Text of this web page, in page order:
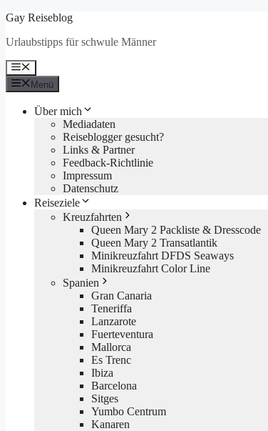
Zum
springen
Gay Reiseblog
Urlaubstipps für schwule Männer
Menü
Menü
Über mich
Mediadaten
Reiseblogger gesucht?
Links & Partner
Feedback-Richtlinie
Impressum
Datenschutz
Reiseziele
Kreuzfahrten
Queen Mary 2 Packliste & Dresscode
Queen Mary 2 Transatlantik
Minikreuzfahrt DFDS Seaways
Minikreuzfahrt Color Line
Spanien
Gran Canaria
Teneriffa
Lanzarote
Fuerteventura
Mallorca
Es Trenc
Ibiza
Barcelona
Sitges
Yumbo Centrum
Kanaren